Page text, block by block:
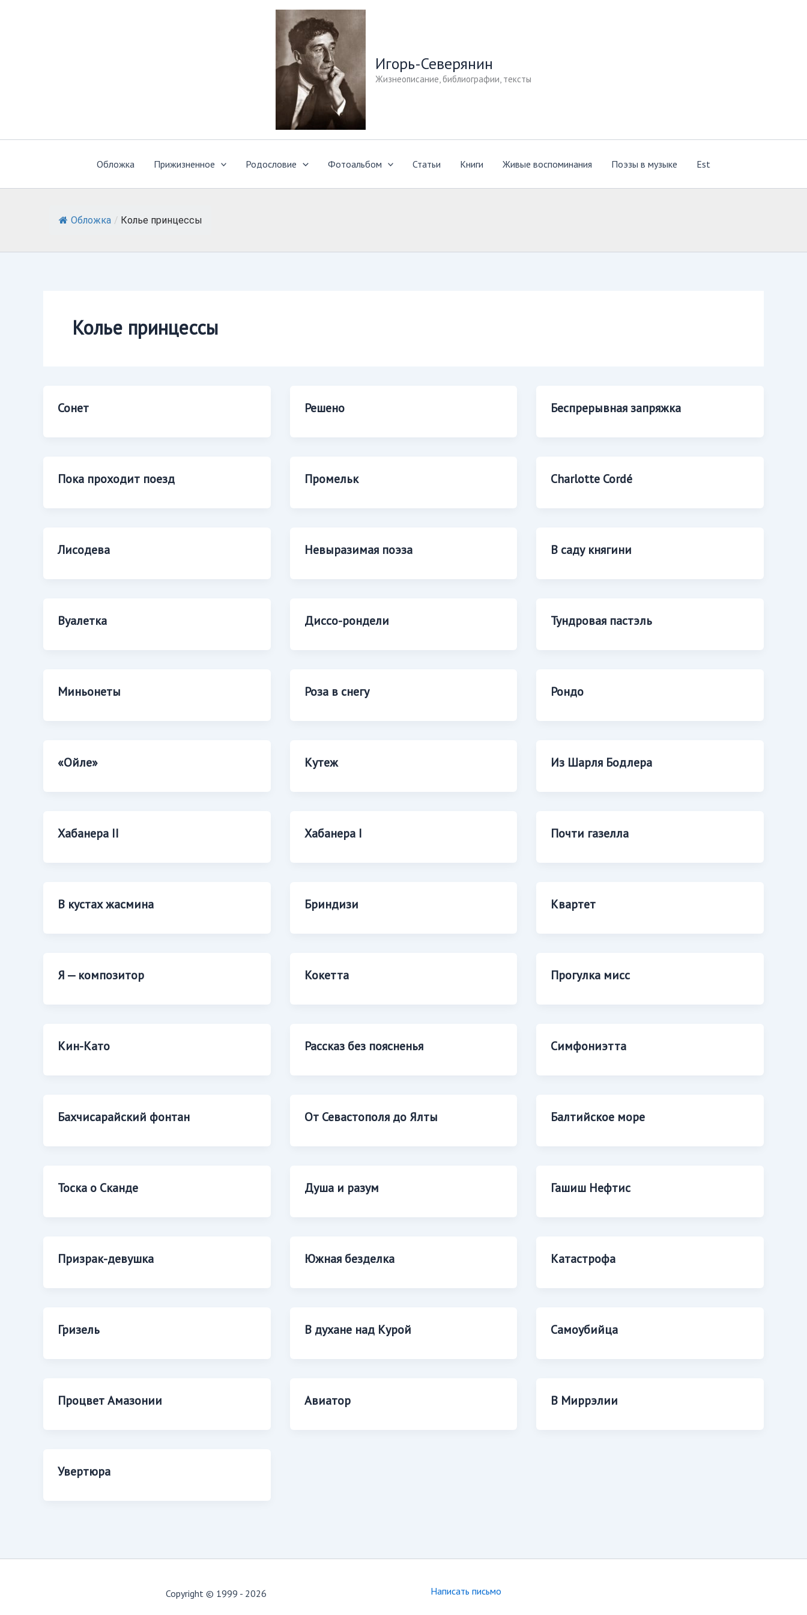
Игорь-Северянин
Жизнеописание, библиографии, тексты
Обложка Прижизненное Родословие Фотоальбом Статьи Книги Живые воспоминания Поэзы в музыке Est
Обложка / Колье принцессы
Колье принцессы
Сонет Решено Беспрерывная запряжка
Пока проходит поезд Промельк Charlotte Cordé
Лисодева Невыразимая поэза В саду княгини
Вуалетка Диссо-рондели Тундровая пастэль
Миньонеты Роза в снегу Рондо
«Ойле» Кутеж Из Шарля Бодлера
Хабанера II Хабанера I Почти газелла
В кустах жасмина Бриндизи Квартет
Я — композитор Кокетта Прогулка мисс
Кин-Като Рассказ без поясненья Симфониэтта
Бахчисарайский фонтан От Севастополя до Ялты Балтийское море
Тоска о Сканде Душа и разум Гашиш Нефтис
Призрак-девушка Южная безделка Катастрофа
Гризель В духане над Курой Самоубийца
Процвет Амазонии Авиатор В Миррэлии
Увертюра
Copyright © 1999 - 2026 Написать письмо